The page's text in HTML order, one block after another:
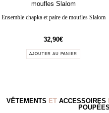
Ensemble chapka et paire de moufles Slalom
32,90€
AJOUTER AU PANIER
VÊTEMENTS ET ACCESSOIRES